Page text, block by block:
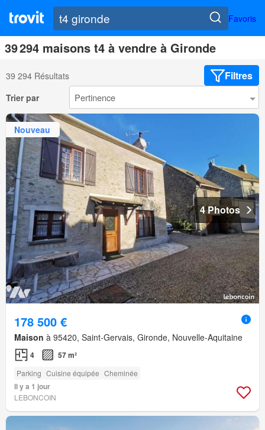
Favoris
39 294 maisons t4 à vendre à Gironde
39 294 Résultats Filtres
Trier par
Nouveau
4 Photos
178 500 €
Maison à 95420, Saint-Gervais, Gironde, Nouvelle-Aquitaine
4 57 m²
Parking Cuisine équipée Cheminée
Il y a 1 jour
LEBONCOIN